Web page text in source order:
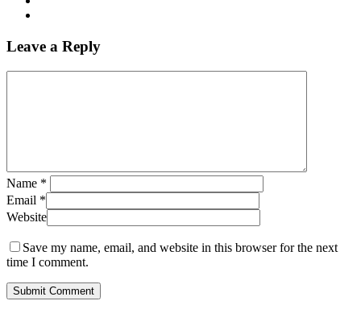
Leave a Reply
Name *
Email *
Website
Save my name, email, and website in this browser for the next
time I comment.